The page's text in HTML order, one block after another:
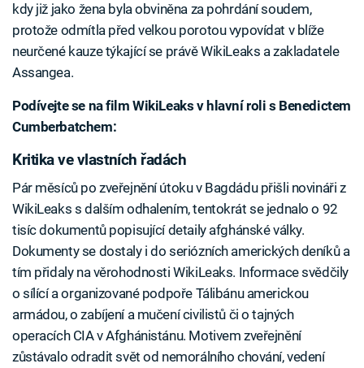
kdy již jako žena byla obviněna za pohrdání soudem,
protože odmítla před velkou porotou vypovídat v blíže
neurčené kauze týkající se právě WikiLeaks a zakladatele
Assangea.
Podívejte se na film WikiLeaks v hlavní roli s Benedictem
Cumberbatchem:
Kritika ve vlastních řadách
Pár měsíců po zveřejnění útoku v Bagdádu přišli novináři z
WikiLeaks s dalším odhalením, tentokrát se jednalo o 92
tisíc dokumentů popisující detaily afghánské války.
Dokumenty se dostaly i do seriózních amerických deníků a
tím přidaly na věrohodnosti WikiLeaks. Informace svědčily
o sílící a organizované podpoře Tálibánu americkou
armádou, o zabíjení a mučení civilistů či o tajných
operacích CIA v Afghánistánu. Motivem zveřejnění
zůstávalo odradit svět od nemorálního chování, vedení